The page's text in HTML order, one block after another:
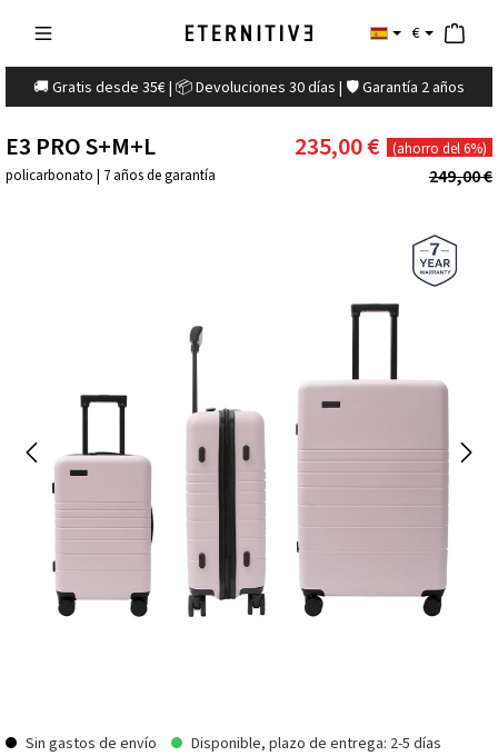
€
🚚 Gratis desde 35€ | 📦 Devoluciones 30 días | 🛡️ Garantía 2 años
E3 PRO S+M+L
policarbonato | 7 años de garantía
235,00 € (ahorro del 6%)
249,00 €
Sin gastos de envío
Disponible, plazo de entrega: 2-5 días